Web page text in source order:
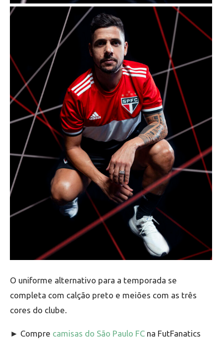
O uniforme alternativo para a temporada se
completa com calção preto e meiões com as três
cores do clube.
► Compre camisas do São Paulo FC na FutFanatics